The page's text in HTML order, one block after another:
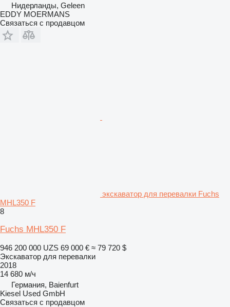
Нидерланды, Geleen
EDDY MOERMANS
Связаться с продавцом
экскаватор для перевалки Fuchs
MHL350 F
8
Fuchs MHL350 F
946 200 000 UZS 69 000 € ≈ 79 720 $
Экскаватор для перевалки
2018
14 680 м/ч
Германия, Baienfurt
Kiesel Used GmbH
Связаться с продавцом